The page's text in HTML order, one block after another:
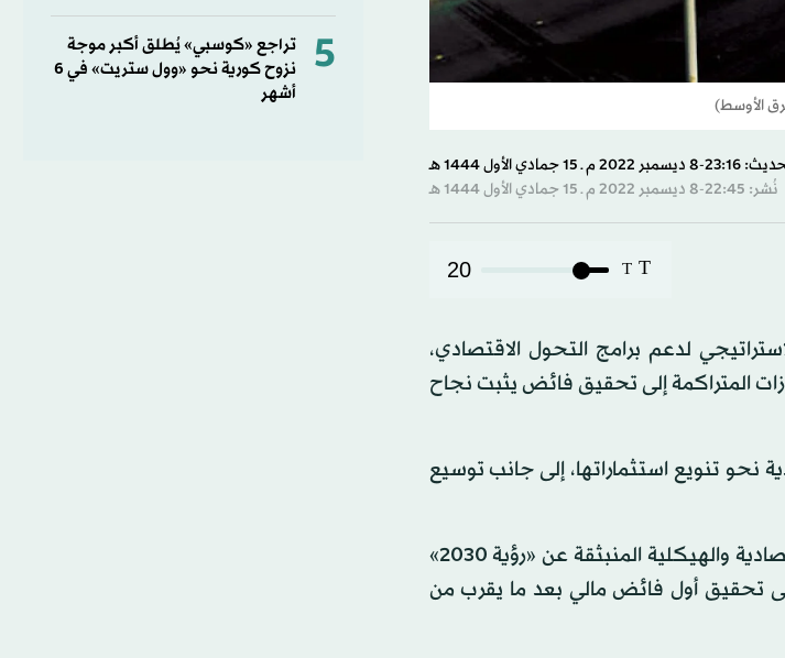
م ـ 15 جمادي الأول 1444 هـ
نُشر: 22:45-8 ديسمبر 2022 م ـ 15 جمادي الأول 1444 هـ
T
T
20
العامة للسعودية 2023 تعزز الإنفاق الاستراتيجي لدعم برامج التحول الاقتصادي،
المتراكمة إلى تحقيق فائض يثبت نجاح
العامة للدولة 2023 يؤكد مضي السعودية نحو تنويع استثماراتها، إلى جانب توسيع
وقال فضل البوعينين، عضو مجلس الشورى، لـ«الشرق الأوسط»، إن الإصلاحات الاقتصادية والهيكلية المنبثقة عن «رؤية 2030»
تحقيق أول فائض مالي بعد ما يقرب من
5
تراجع «كوسبي» يُطلق أكبر موجة
نزوح كورية نحو «وول ستريت» في 6
أشهر